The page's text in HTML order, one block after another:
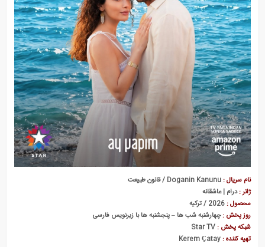
نام سریال :Doganin Kanunu / قانون طبیعت
ژانر :درام | عاشقانه
محصول :2026 / ترکیه
روز پخش :چهارشنبه شب ها – پنجشنبه ها با زیرنویس فارسی
شبکه پخش :Star TV
تهیه کننده :Kerem Çatay